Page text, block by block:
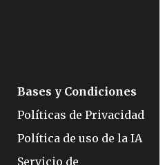
Bases y Condiciones
Políticas de Privacidad
Política de uso de la IA
Servicio de